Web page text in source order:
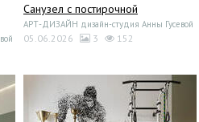
Санузел с постирочной
АРТ-ДИЗАЙН дизайн-студия Анны Гусевой
05.06.2026 3 152